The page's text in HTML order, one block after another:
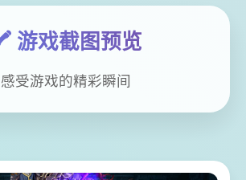
游戏截图预览
感受游戏的精彩瞬间